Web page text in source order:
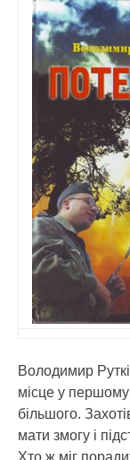
Володимир
місце у першому
більшого.
мати змогу і
Хто ж міг